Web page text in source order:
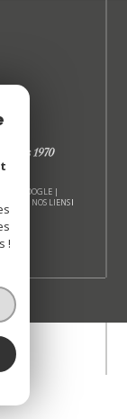
BY GOOGLE |
NOS LIENS
!